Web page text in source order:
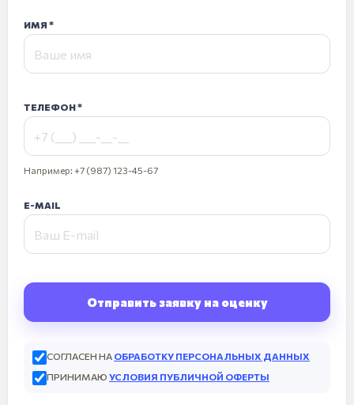
ИМЯ
ТЕЛЕФОН
Например: +7 (987) 123-45-67
E-MAIL
Отправить заявку на оценку
СОГЛАСЕН НА ОБРАБОТКУ ПЕРСОНАЛЬНЫХ ДАННЫХ
ПРИНИМАЮ УСЛОВИЯ ПУБЛИЧНОЙ ОФЕРТЫ